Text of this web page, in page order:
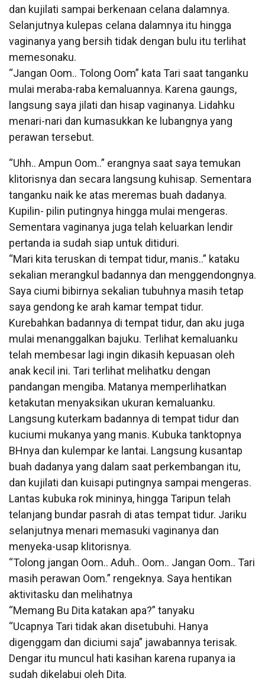
dan kujilati sampai berkenaan celana dalamnya.
Selanjutnya kulepas celana dalamnya itu hingga
vaginanya yang bersih tidak dengan bulu itu terlihat
memesonaku.
“Jangan Oom.. Tolong Oom” kata Tari saat tanganku
mulai meraba-raba kemaluannya. Karena gaungs,
langsung saya jilati dan hisap vaginanya. Lidahku
menari-nari dan kumasukkan ke lubangnya yang
perawan tersebut.
“Uhh.. Ampun Oom..” erangnya saat saya temukan
klitorisnya dan secara langsung kuhisap. Sementara
tanganku naik ke atas meremas buah dadanya.
Kupilin- pilin putingnya hingga mulai mengeras.
Sementara vaginanya juga telah keluarkan lendir
pertanda ia sudah siap untuk ditiduri.
“Mari kita teruskan di tempat tidur, manis..” kataku
sekalian merangkul badannya dan menggendongnya.
Saya ciumi bibirnya sekalian tubuhnya masih tetap
saya gendong ke arah kamar tempat tidur.
Kurebahkan badannya di tempat tidur, dan aku juga
mulai menanggalkan bajuku. Terlihat kemaluanku
telah membesar lagi ingin dikasih kepuasan oleh
anak kecil ini. Tari terlihat melihatku dengan
pandangan mengiba. Matanya memperlihatkan
ketakutan menyaksikan ukuran kemaluanku.
Langsung kuterkam badannya di tempat tidur dan
kuciumi mukanya yang manis. Kubuka tanktopnya
BHnya dan kulempar ke lantai. Langsung kusantap
buah dadanya yang dalam saat perkembangan itu,
dan kujilati dan kuisapi putingnya sampai mengeras.
Lantas kubuka rok mininya, hingga Taripun telah
telanjang bundar pasrah di atas tempat tidur. Jariku
selanjutnya menari memasuki vaginanya dan
menyeka-usap klitorisnya.
“Tolong jangan Oom.. Aduh.. Oom.. Jangan Oom.. Tari
masih perawan Oom.” rengeknya. Saya hentikan
aktivitasku dan melihatnya
“Memang Bu Dita katakan apa?” tanyaku
“Ucapnya Tari tidak akan disetubuhi. Hanya
digenggam dan diciumi saja” jawabannya terisak.
Dengar itu muncul hati kasihan karena rupanya ia
sudah dikelabui oleh Dita.